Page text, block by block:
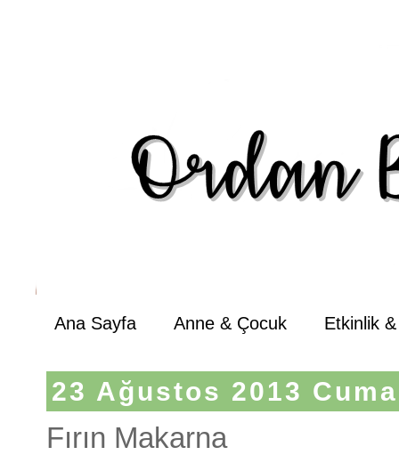
Ana Sayfa Anne & Çocuk Etkinlik
23 Ağustos 2013 Cuma
Fırın Makarna